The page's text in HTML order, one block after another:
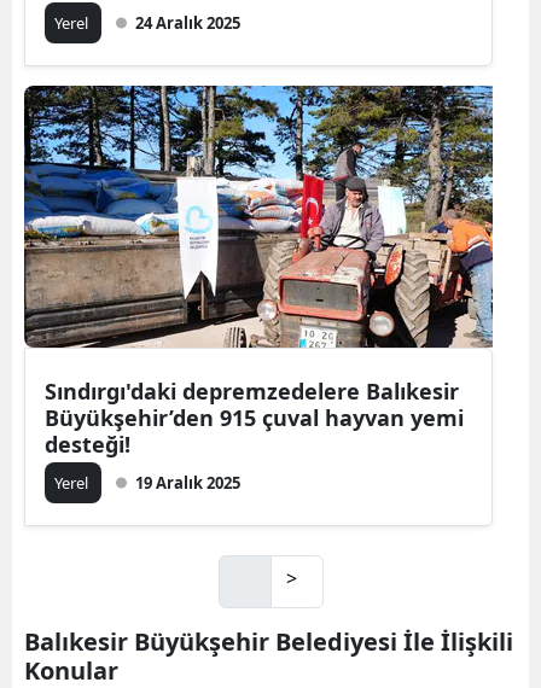
Yerel 24 Aralık 2025
Sındırgı'daki depremzedelere Balıkesir
Büyükşehir’den 915 çuval hayvan yemi
desteği!
Yerel 19 Aralık 2025
>
Balıkesir Büyükşehir Belediyesi İle İlişkili
Konular